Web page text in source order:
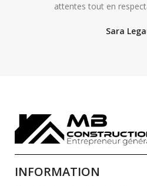
attentes tout en
Sara
INFORMATION